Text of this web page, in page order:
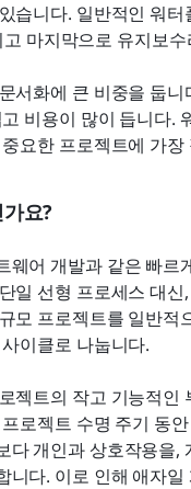
습니다. 일반적인 워
마지막으로 유지보
서화에 큰 비중을 둡
비용이 많이 듭니다.
요한 프로젝트에 가장
요?
웨어 개발과 같은 빠
일 선형 프로세스 대
모 프로젝트를 일반
이클로 나눕니다.
젝트의 작고 기능적
로젝트 수명 주기 동
다 개인과 상호작용을
니다. 이로 인해 애자